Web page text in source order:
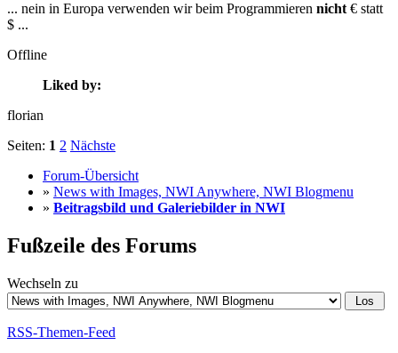
... nein in Europa verwenden wir beim Programmieren nicht € statt
$ ...
Offline
Liked by:
florian
Seiten: 1 2 Nächste
Forum-Übersicht
» News with Images, NWI Anywhere, NWI Blogmenu
» Beitragsbild und Galeriebilder in NWI
Fußzeile des Forums
Wechseln zu
RSS-Themen-Feed